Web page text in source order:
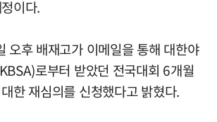
이다.
오후 배재고가 이메일을 통해 대한야
로부터 받았던 전국대회 6개월
한 재심의를 신청했다고 밝혔다.